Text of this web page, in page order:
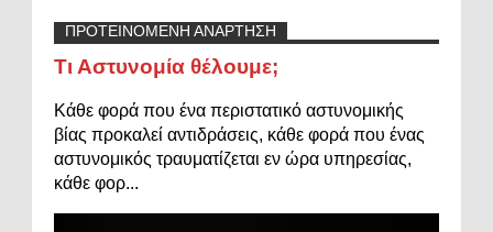
ΠΡΟΤΕΙΝΟΜΕΝΗ ΑΝΑΡΤΗΣΗ
Τι Αστυνομία θέλουμε;
Κάθε φορά που ένα περιστατικό αστυνομικής
βίας προκαλεί αντιδράσεις, κάθε φορά που ένας
αστυνομικός τραυματίζεται εν ώρα υπηρεσίας,
κάθε φορ...